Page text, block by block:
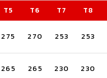
T5 T6 T7 T8
275 270 253 253
265 265 230 230